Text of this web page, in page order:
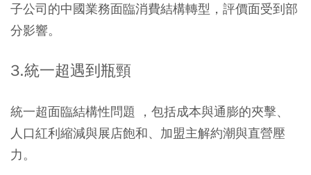
子公司的中國業務面臨消費結構轉型，評價面受到部
分影響。
3.統一超遇到瓶頸
統一超面臨結構性問題 ，包括成本與通膨的夾擊、
人口紅利縮減與展店飽和、加盟主解約潮與直營壓
力。